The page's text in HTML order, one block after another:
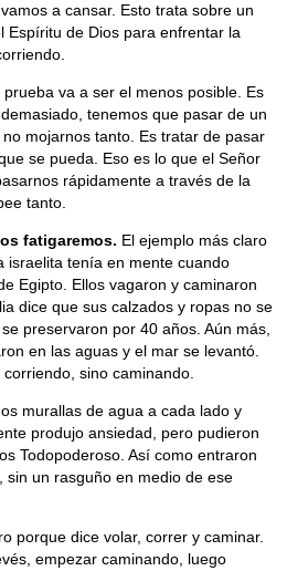
a cansar. Esto trata sobre un
Espíritu de Dios para enfrentar la
va a ser el menos posible. Es
tenemos que pasar de un
mojarnos tanto. Es tratar de pasar
se pueda. Eso es lo que el Señor
rápidamente a través de la
tanto.
fatigaremos. El ejemplo más claro
israelita tenía en mente cuando
Egipto. Ellos vagaron y caminaron
dice que sus calzados y ropas no se
preservaron por 40 años. Aún más,
en las aguas y el mar se levantó.
sino caminando.
murallas de agua a cada lado y
produjo ansiedad, pero pudieron
Todopoderoso. Así como entraron
sin un rasguño en medio de ese
porque dice volar, correr y caminar.
empezar caminando, luego